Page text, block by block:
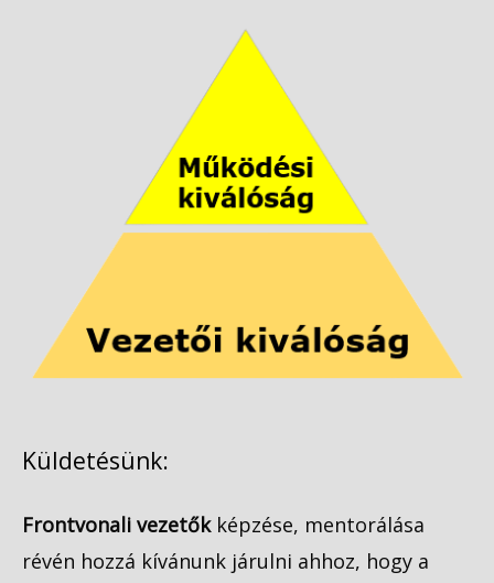
Küldetésünk:
Frontvonali vezetőkképzése, mentorálása
révén hozzá kívánunk járulni ahhoz, hogy a